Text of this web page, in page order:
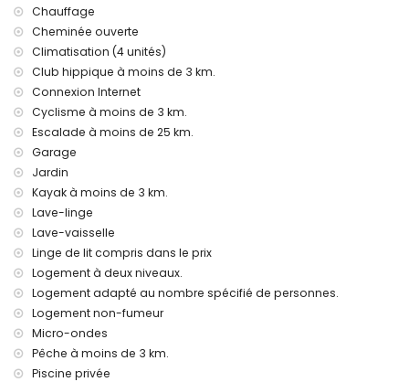
interdiction de fumer
veuillez consulter si les animaux de compagnie sont
autorisés
L'hébergement est très adapté aux familles avec enfants
Équipements et services inclus dans le prix de location de la
villa
fer et planche à repasser
linge de lit et serviettes
service de réception et service d'urgence 24 heures sur 24
chauffage de l'air et climatisation
Équipements et services avec supplément
lit supplémentaire et lit/berceau pour enfant (sur demande)
Divertissements et activités de loisirs pour vos vacances à
Benitachell, Costa Blanca
bar (à moins de 5 kilomètres de la maison)
Sites et culture à Benitachell, Costa Blanca
Chauffage
Cheminée ouverte
Climatisation (4 unités)
Club hippique à moins de 3 km.
Connexion Internet
Cyclisme à moins de 3 km.
Escalade à moins de 25 km.
Garage
Jardin
Kayak à moins de 3 km.
Lave-linge
Lave-vaisselle
Linge de lit compris dans le prix
Logement à deux niveaux.
Logement adapté au nombre spécifié de personnes.
Logement non-fumeur
Micro-ondes
Pêche à moins de 3 km.
Piscine privée